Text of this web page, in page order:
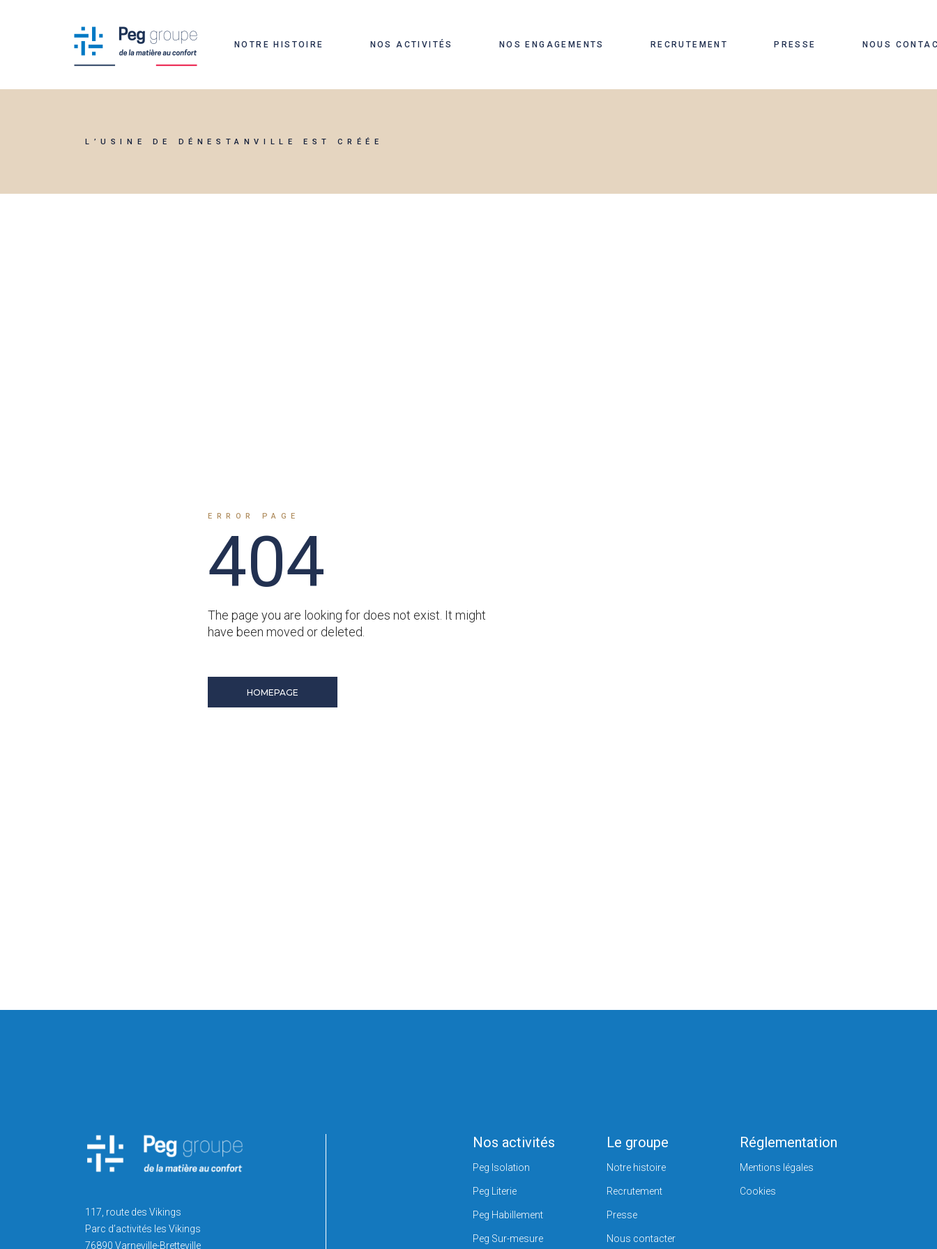
NOTRE HISTOIRE NOS ACTIVITÉS
PEG LITERIE
NOS ENGAGEMENTS RECRUTEMENT PRESSE NOUS
PEG SUR-MESURE
L’USINE DE DÉNESTANVILLE EST CRÉÉE
ERROR PAGE
404
The page you are looking for does not exist. It might
have been moved or deleted.
HOMEPAGE
117, route des Vikings
Parc d’activités les Vikings
76890 Varneville-Bretteville
Nos activités
Peg Isolation
Peg Literie
Peg Habillement
Peg Sur-mesure
Le groupe
Notre histoire
Recrutement
Presse
Nous contacter
Réglementation
Mentions légales
Cookies